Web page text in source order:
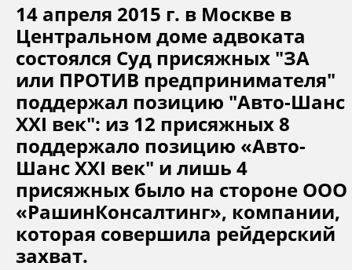
14 апреля 2015 г. в Москве в
Центральном доме адвоката
состоялся Суд присяжных "ЗА
или ПРОТИВ предпринимателя"
поддержал позицию "Авто-Шанс
XXI век": из 12 присяжных 8
поддержало позицию «Авто-
Шанс XXI век" и лишь 4
присяжных было на стороне ООО
«РашинКонсалтинг», компании,
которая совершила рейдерский
захват.